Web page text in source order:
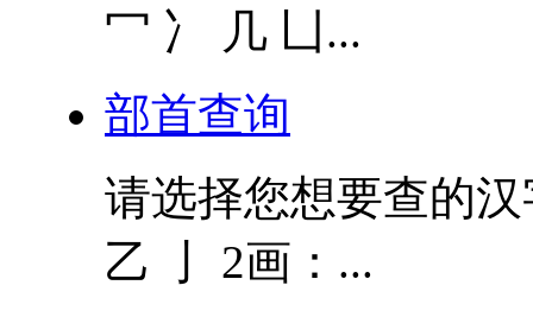
冖 冫 几 凵...
部首查询
请选择您想要查的
乙 亅 2画：...